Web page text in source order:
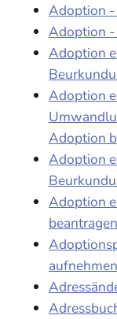
Adoption -
Adoption -
Adoption
Adoption
Adoption
Adoption
Adoption
beantragen
aufnehmen